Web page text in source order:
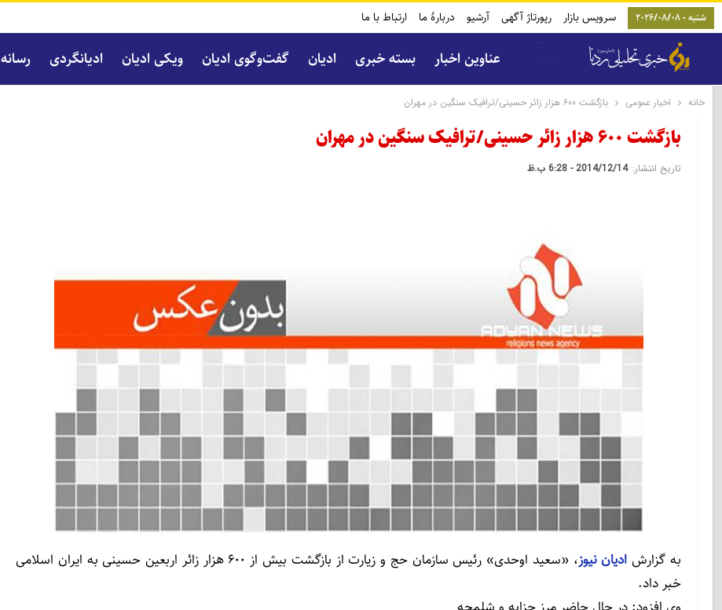
شنبه - 2026/08/08 سرویس بازار رپورتاژ آگهی آرشیو دربارۀ ما ارتباط با ما
عناوین اخبار بسته خبری ادیان گفت‌و‌گوی ادیان ویکی ادیان ادیانگردی رسانه
خانه اخبار عمومی بازگشت ۶۰۰ هزار زائر حسینی/ترافیک سنگین در مهران
بازگشت ۶۰۰ هزار زائر حسینی/ترافیک سنگین در مهران
تاریخ انتشار: 2014/12/14 - 6:28 ب.ظ
به گزارش ادیان نیوز
، «سعید اوحدی» رئیس سازمان حج و زیارت از بازگشت بیش از ۶۰۰ هزار زائر اربعین حسینی به ایران اسلامی
خبر داد.